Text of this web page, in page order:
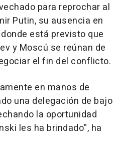
para reprochar al
Putin, su ausencia en
está previsto que
y Moscú se reúnan de
el fin del conflicto.
en manos de
una delegación de bajo
la oportunidad
les ha brindado", ha